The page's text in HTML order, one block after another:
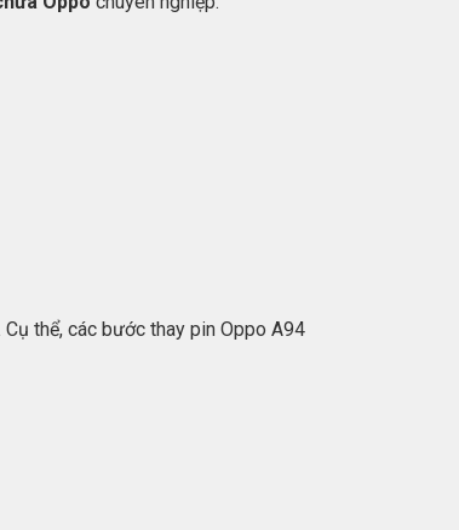
thể, các bước thay pin Oppo A94